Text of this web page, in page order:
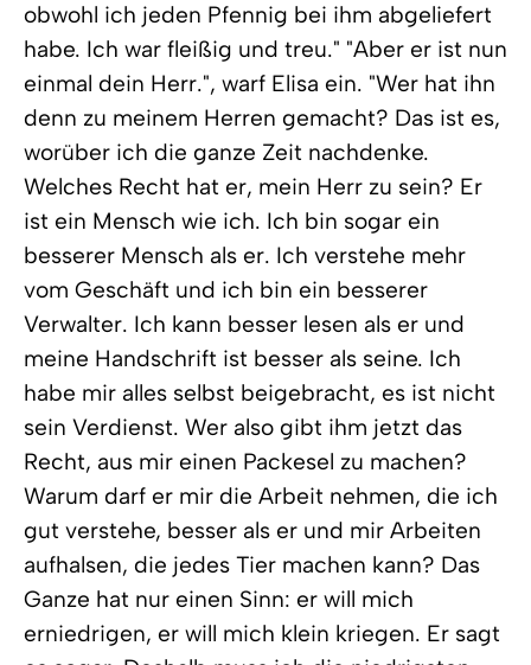
obwohl ich jeden Pfennig bei ihm abgeliefert
habe. Ich war fleißig und treu." "Aber er ist nun
einmal dein Herr.", warf Elisa ein. "Wer hat ihn
denn zu meinem Herren gemacht? Das ist es,
worüber ich die ganze Zeit nachdenke.
Welches Recht hat er, mein Herr zu sein? Er
ist ein Mensch wie ich. Ich bin sogar ein
besserer Mensch als er. Ich verstehe mehr
vom Geschäft und ich bin ein besserer
Verwalter. Ich kann besser lesen als er und
meine Handschrift ist besser als seine. Ich
habe mir alles selbst beigebracht, es ist nicht
sein Verdienst. Wer also gibt ihm jetzt das
Recht, aus mir einen Packesel zu machen?
Warum darf er mir die Arbeit nehmen, die ich
gut verstehe, besser als er und mir Arbeiten
aufhalsen, die jedes Tier machen kann? Das
Ganze hat nur einen Sinn: er will mich
erniedrigen, er will mich klein kriegen. Er sagt